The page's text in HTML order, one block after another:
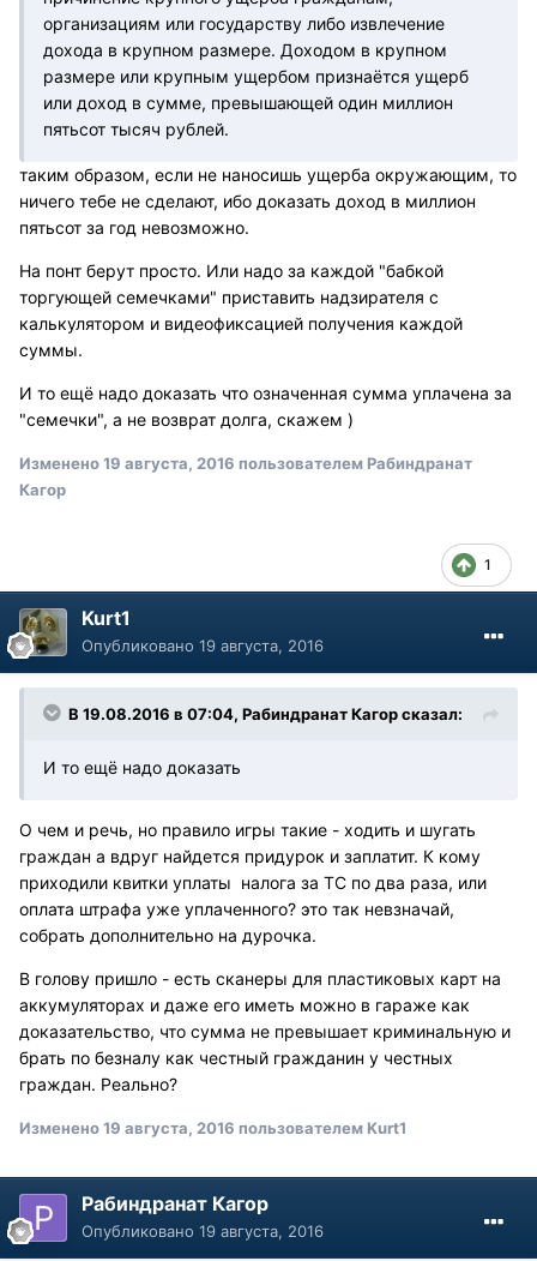
организациям или государству либо извлечение
дохода в крупном размере. Доходом в крупном
размере или крупным ущербом признаётся ущерб
или доход в сумме, превышающей один миллион
пятьсот тысяч рублей.
таким образом, если не наносишь ущерба окружающим, то
ничего тебе не сделают, ибо доказать доход в миллион
пятьсот за год невозможно.
На понт берут просто. Или надо за каждой "бабкой
торгующей семечками" приставить надзирателя с
калькулятором и видеофиксацией получения каждой
суммы.
И то ещё надо доказать что означенная сумма уплачена за
"семечки", а не возврат долга, скажем )
Изменено19 августа, 2016 пользователем Рабиндранат
Кагор
1
Kurt1
Опубликовано 19 августа, 2016
В 19.08.2016 в 07:04, Рабиндранат Кагор сказал:
И то ещё надо доказать
О чем и речь, но правило игры такие - ходить и шугать
граждан а вдруг найдется придурок и заплатит. К кому
приходили квитки уплаты налога за ТС по два раза, или
оплата штрафа уже уплаченного? это так невзначай,
собрать дополнительно на дурочка.
В голову пришло - есть сканеры для пластиковых карт на
аккумуляторах и даже его иметь можно в гараже как
доказательство, что сумма не превышает криминальную и
брать по безналу как честный гражданин у честных
граждан. Реально?
Изменено19 августа, 2016 пользователем Kurt1
Рабиндранат Кагор
Опубликовано 19 августа, 2016